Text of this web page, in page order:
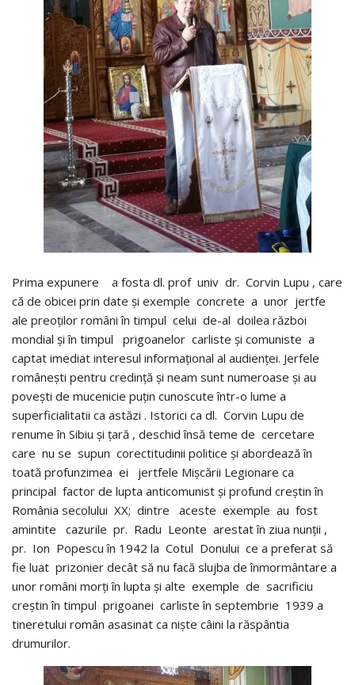
Prima expunere a fosta dl. prof univ dr. Corvin Lupu , care
că de obicei prin date și exemple concrete a unor jertfe
ale preoților români în timpul celui de-al doilea război
mondial și în timpul prigoanelor carliste și comuniste a
captat imediat interesul informațional al audienței. Jerfele
românești pentru credință și neam sunt numeroase și au
povești de mucenicie puțin cunoscute într-o lume a
superficialitatii ca astăzi . Istorici ca dl. Corvin Lupu de
renume în Sibiu și țară , deschid însă teme de cercetare
care nu se supun corectitudinii politice și abordează în
toată profunzimea ei jertfele Mișcării Legionare ca
principal factor de lupta anticomunist și profund creștin în
România secolului XX; dintre aceste exemple au fost
amintite cazurile pr. Radu Leonte arestat în ziua nunții ,
pr. Ion Popescu în 1942 la Cotul Donului ce a preferat să
fie luat prizonier decât să nu facă slujba de înmormântare a
unor români morți în lupta și alte exemple de sacrificiu
creștin în timpul prigoanei carliste în septembrie 1939 a
tineretului român asasinat ca niște câini la răspântia
drumurilor.